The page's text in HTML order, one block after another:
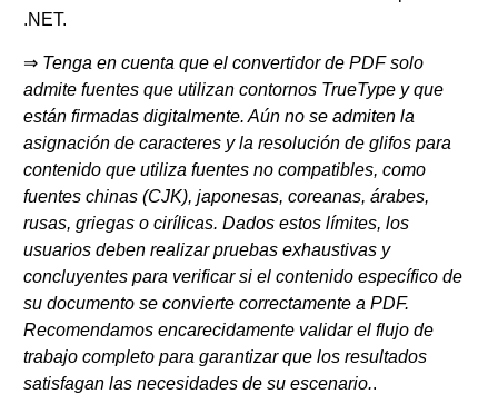
.NET.
⇒ Tenga en cuenta que el convertidor de PDF solo
admite fuentes que utilizan contornos TrueType y que
están firmadas digitalmente. Aún no se admiten la
asignación de caracteres y la resolución de glifos para
contenido que utiliza fuentes no compatibles, como
fuentes chinas (CJK), japonesas, coreanas, árabes,
rusas, griegas o cirílicas. Dados estos límites, los
usuarios deben realizar pruebas exhaustivas y
concluyentes para verificar si el contenido específico de
su documento se convierte correctamente a PDF.
Recomendamos encarecidamente validar el flujo de
trabajo completo para garantizar que los resultados
satisfagan las necesidades de su escenario..